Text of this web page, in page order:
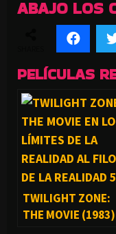
ABAJO LOS
PELÍCULAS
TWILIGHT ZONE:
THE MOVIE (1983)